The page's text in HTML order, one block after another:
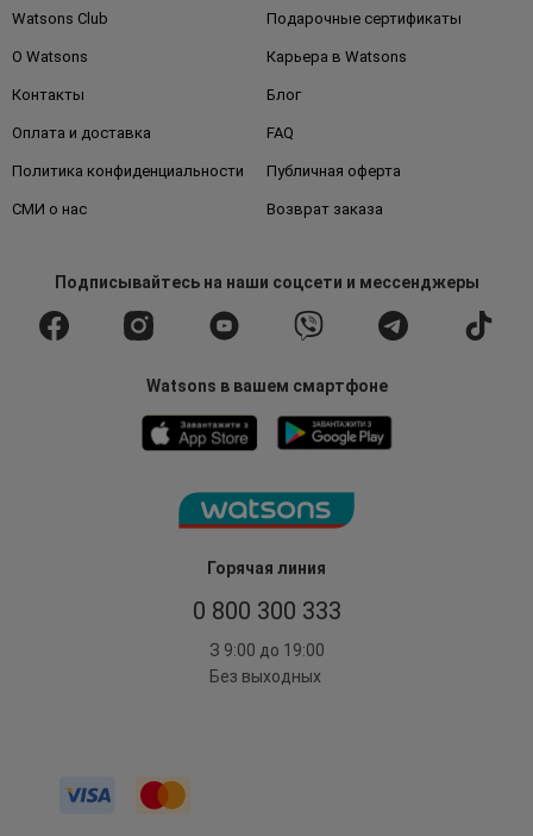
Горячая линия
0 800 300 333
З 9:00 до 19:00
Без выходных
Watsons Club Подарочные сертификаты
О Watsons Карьера в Watsons
Контакты Блог
Оплата и доставка FAQ
Политика конфиденциальности Публичная оферта
СМИ о нас Возврат заказа
Подписывайтесьна наши соцсети и мессенджеры
Watsons в вашем смартфоне